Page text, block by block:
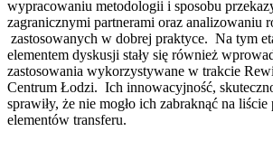
wypracowaniu metodologii i sposobu
zagranicznymi partnerami oraz analizowaniu
zastosowanych w dobrej praktyce. Na tym
elementem dyskusji stały się również
zastosowania wykorzystywane w trakcie
Centrum Łodzi. Ich innowacyjność,
sprawiły, że nie mogło ich zabraknąć na
elementów transferu.